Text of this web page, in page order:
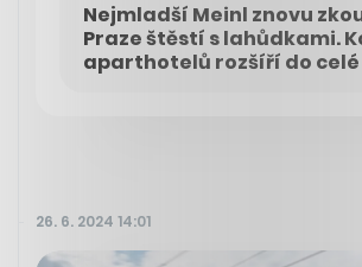
Nejmladší Meinl znovu
Praze štěstí s lahůdkami.
aparthotelů rozšíří do celé
26. 6. 2024 14:01